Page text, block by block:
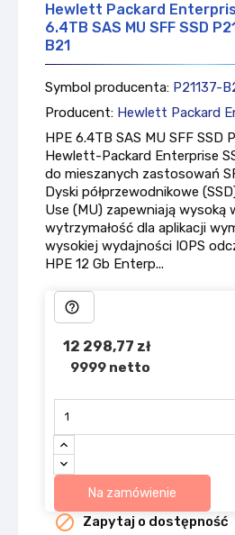
Hewlett Packard
6.4TB SAS MU SFF SSD
B21
Symbol producenta: P21137-
Producent: Hewlett Packard
HPE 6.4TB SAS MU SFF SSD
Hewlett-Packard Enterprise
do mieszanych zastosowań
Dyski półprzewodnikowe
Use (MU) zapewniają wysoką
wytrzymałość dla aplikacji
wysokiej wydajności IOPS
HPE 12 Gb Enterp...
help_outline
12 298,77 zł
9999 netto
Na zamówienie
 Zapytaj o dostępność